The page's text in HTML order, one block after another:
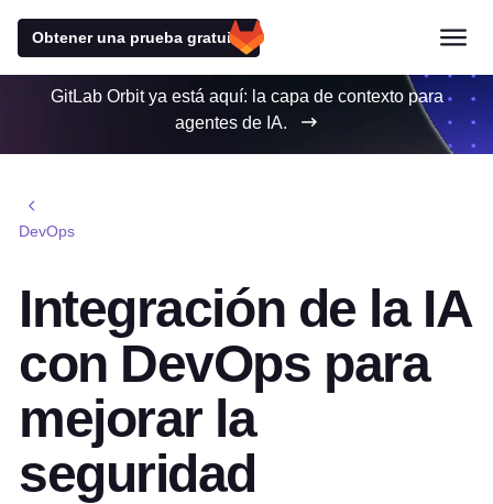
Obtener una prueba gratuita
GitLab Orbit ya está aquí: la capa de contexto para
agentes de IA.
DevOps
Integración de la IA
con DevOps para
mejorar la
seguridad